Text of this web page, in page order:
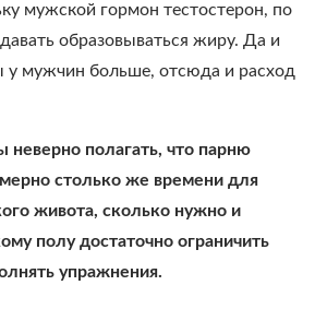
мужской гормон тестостерон, по
образовываться жиру. Да и
мужчин больше, отсюда и расход
неверно полагать, что парню
столько же времени для
живота, сколько нужно и
полу достаточно ограничить
упражнения.